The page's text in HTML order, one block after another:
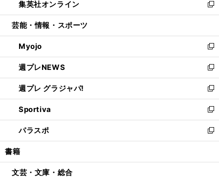
く
で
開
ド
ウ
開
く
ィ
ン
ウ
で
開
く
い
ウ
ン
ド
ウ
で
開
く
集英社オンライン
新
し
ウ
ィ
ン
ド
ウ
で
開
く
芸能・情報・スポーツ
Myojo
新
し
い
ウ
ィ
ン
ド
ウ
で
開
週プレNEWS
新
し
い
ウ
ィ
ン
ド
ウ
開
週プレ グラジャパ!
新
し
い
ウ
ィ
ン
ウ
Sportiva
新
し
い
ウ
ン
パラスポ
新
し
ウ
書籍
文芸・文庫・総合